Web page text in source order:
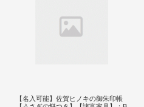
【名入可能】佐賀ヒノキの御朱印帳